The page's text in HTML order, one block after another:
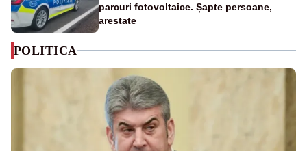
parcuri fotovoltaice. Șapte persoane,
arestate
POLITICA